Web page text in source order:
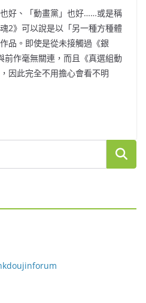
好、「動畫黨」也好……或是稱
2》可以說是以「另一種方種體
品。即使是從未接觸過《銀
前作毫無關連，而且《真選組動
因此完全不用擔心會看不明